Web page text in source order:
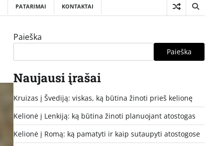
PATARIMAI KONTAKTAI
Paieška
Paieška
Naujausi įrašai
Kruizas į Švediją: viskas, ką būtina žinoti prieš kelionę
Kelionė į Lenkiją: ką būtina žinoti planuojant atostogas
Kelionė į Romą: ką pamatyti ir kaip sutaupyti atostogose